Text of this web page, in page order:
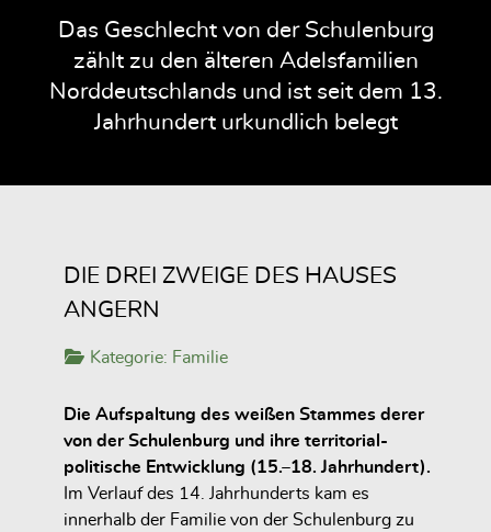
Das Geschlecht von der Schulenburg
zählt zu den älteren Adelsfamilien
Norddeutschlands und ist seit dem 13.
Jahrhundert urkundlich belegt
DIE DREI ZWEIGE DES HAUSES
ANGERN
Kategorie: Familie
Die Aufspaltung des weißen Stammes derer
von der Schulenburg und ihre territorial-
politische Entwicklung (15.–18. Jahrhundert).
Im Verlauf des 14. Jahrhunderts kam es
innerhalb der Familie von der Schulenburg zu